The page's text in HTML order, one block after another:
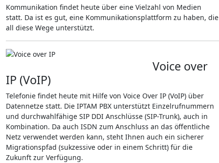
Kommunikation findet heute über eine Vielzahl von Medien
statt. Da ist es gut, eine Kommunikationsplattform zu haben, die
all diese Wege unterstützt.
Voice over
IP (VoIP)
Telefonie findet heute mit Hilfe von Voice Over IP (VoIP) über
Datennetze statt. Die IPTAM PBX unterstützt Einzelrufnummern
und durchwahlfähige SIP DDI Anschlüsse (SIP-Trunk), auch in
Kombination. Da auch ISDN zum Anschluss an das öffentliche
Netz verwendet werden kann, steht Ihnen auch ein sicherer
Migrationspfad (sukzessive oder in einem Schritt) für die
Zukunft zur Verfügung.